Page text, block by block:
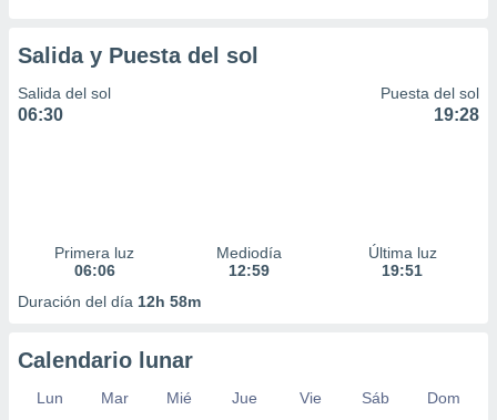
Salida y Puesta del sol
Salida del sol
06:30
Puesta del sol
19:28
Primera luz
06:06
Mediodía
12:59
Última luz
19:51
Duración del día 12h 58m
Calendario lunar
Lun Mar Mié Jue Vie Sáb
Dom